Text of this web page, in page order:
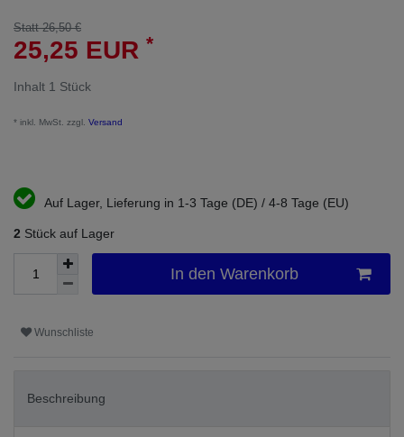
Statt 26,50 €
25,25 EUR *
Inhalt 1 Stück
* inkl. MwSt. zzgl. Versand
Auf Lager, Lieferung in 1-3 Tage (DE) / 4-8 Tage (EU)
2 Stück auf Lager
In den Warenkorb
Wunschliste
Beschreibung